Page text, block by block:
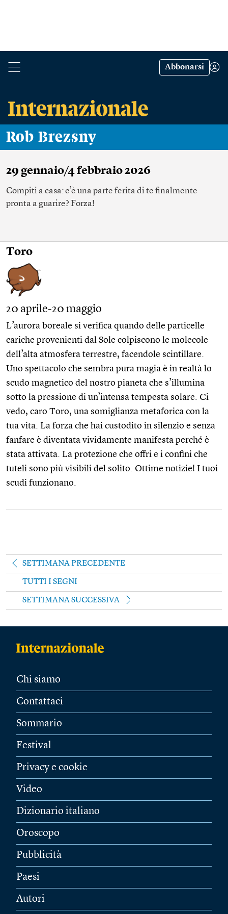
Abbonarsi
Rob Brezsny
29 gennaio/4 febbraio 2026
Compiti a casa: c’è una parte ferita di te finalmente
pronta a guarire? Forza!
Toro
20 aprile-20 maggio
L’aurora boreale si verifica quando delle particelle
cariche provenienti dal Sole colpiscono le molecole
dell’alta atmosfera terrestre, facendole scintillare.
Uno spettacolo che sembra pura magia è in realtà lo
scudo magnetico del nostro pianeta che s’illumina
sotto la pressione di un’intensa tempesta solare. Ci
vedo, caro Toro, una somiglianza metaforica con la
tua vita. La forza che hai custodito in silenzio e senza
fanfare è diventata vividamente manifesta perché è
stata attivata. La protezione che offri e i confini che
tuteli sono più visibili del solito. Ottime notizie! I tuoi
scudi funzionano.
SETTIMANA PRECEDENTE
TUTTI I SEGNI
SETTIMANA SUCCESSIVA
Chi siamo
Contattaci
Sommario
Festival
Privacy e cookie
Video
Dizionario italiano
Oroscopo
Pubblicità
Paesi
Autori